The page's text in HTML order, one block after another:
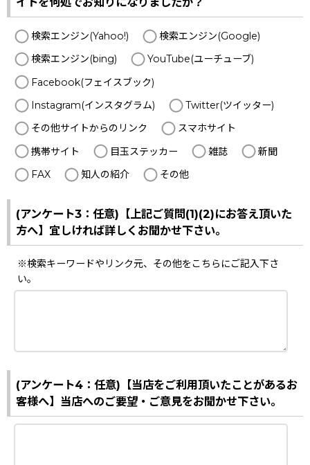
検索エンジン(Yahoo!)
検索エンジン(Google)
検索エンジン(bing)
YouTube(ユーチューブ)
Facebook(フェイスブック)
Instagram(インスタグラム)
Twitter(ツイッター)
その他サイトからのリンク
スマホサイト
携帯サイト
目玉ステッカー 雑誌
新聞
FAX
知人の紹介 その他
(アンケート3：任意)【上記ご質問(1)(2)にお答え頂いた
方へ】宜しければ詳しくお聞かせ下さい。
※検索キーワードやリンク元、その他をこちらにご記入下さ
い。
(アンケート4：任意)【当店をご利用頂いたことがあるお
客様へ】当店へのご要望・ご意見をお聞かせ下さい。